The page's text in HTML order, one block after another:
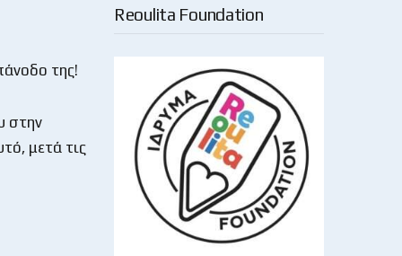
της!
στην
μετά τις
Reoulita Foundation